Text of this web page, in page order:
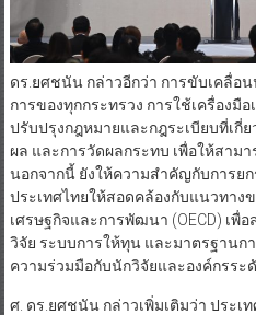
ดร.ยศชนัน กล่าวอีกว่า การขับเคลื่อ
การของทุกกระทรวง การใช้เครื่องมื
ปรับปรุงกฎหมายและกฎระเบียบที่เกี่
ผล และการวัดผลกระทบ เพื่อให้สาม
นอกจากนี้ ยังให้ความสำคัญกับการย
ประเทศไทยให้สอดคล้องกับแนวทาง
เศรษฐกิจและการพัฒนา (OECD) เ
วิจัย ระบบการให้ทุน และมาตรฐานก
ความร่วมมือกับนักวิจัยและองค์กรร
ศ. ดร.ยศชนัน กล่าวเพิ่มเติมว่า ประเ